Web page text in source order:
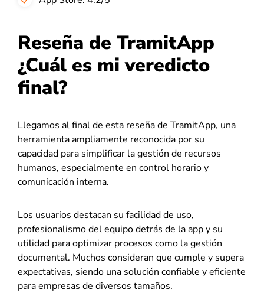
Reseña de TramitApp
¿Cuál es mi veredicto
final?
Llegamos al final de esta reseña de TramitApp, una
herramienta ampliamente reconocida por su
capacidad para simplificar la gestión de recursos
humanos, especialmente en control horario y
comunicación interna.
Los usuarios destacan su facilidad de uso,
profesionalismo del equipo detrás de la app y su
utilidad para optimizar procesos como la gestión
documental. Muchos consideran que cumple y supera
expectativas, siendo una solución confiable y eficiente
para empresas de diversos tamaños.